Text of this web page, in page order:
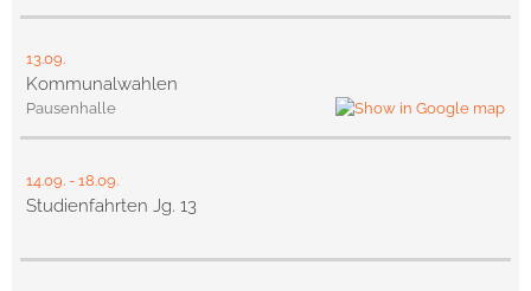
13.09.
Kommunalwahlen
Pausenhalle
14.09. - 18.09.
Studienfahrten Jg. 13